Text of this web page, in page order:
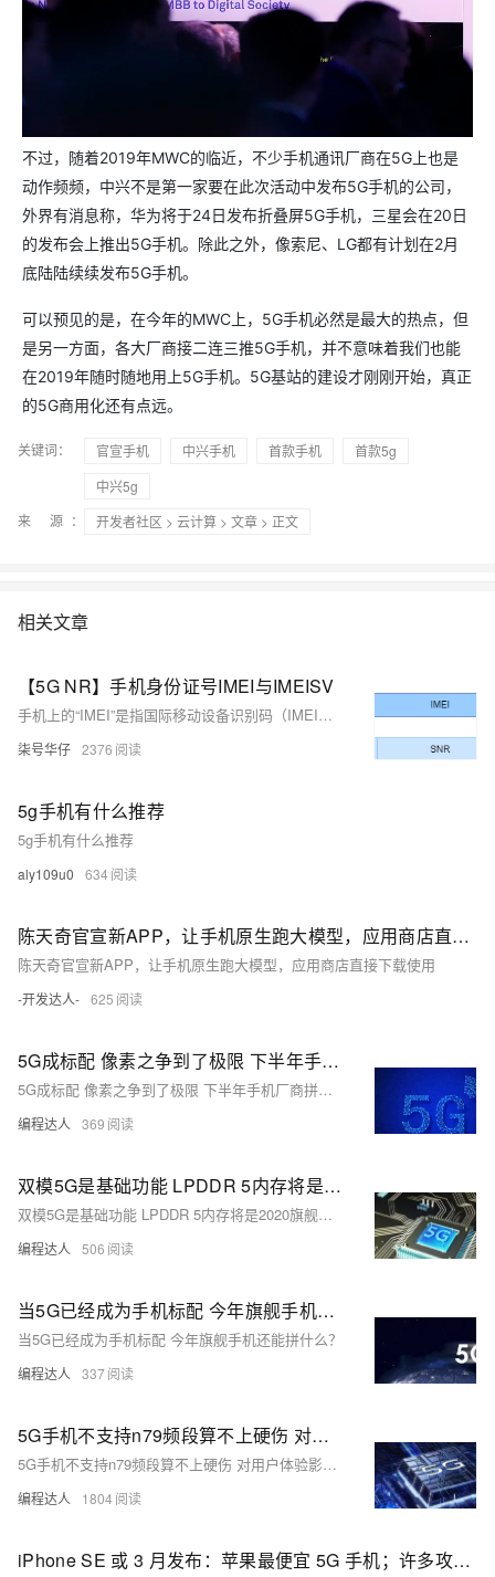
不过，随着2019年MWC的临近，不少手机通讯厂商在5G上也是
动作频频，中兴不是第一家要在此次活动中发布5G手机的公司，
外界有消息称，华为将于24日发布折叠屏5G手机，三星会在20日
的发布会上推出5G手机。除此之外，像索尼、LG都有计划在2月
底陆陆续续发布5G手机。
可以预见的是，在今年的MWC上，5G手机必然是最大的热点，但
是另一方面，各大厂商接二连三推5G手机，并不意味着我们也能
在2019年随时随地用上5G手机。5G基站的建设才刚刚开始，真正
的5G商用化还有点远。
关键词： 官宣手机 中兴手机 首款手机
首款5g
中兴5g
来 源：
开发者社区 > 云计算 > 文章 > 正文
相关文章
【5G NR】手机身份证号IMEI与IMEISV
手机上的“IMEI”是指国际移动设备识别码（IMEI），通常称为手机序列号。它用于识别移动网络中的各个独立手机和其他移动通信设备，相当于手机身份证号，它是全球唯一的。
柒号华仔 2376
5g手机有什么推荐
5g手机有什么推荐
aly109u0 634
陈天奇官宣新APP，让手机原生跑大模型，应用商店直接下载使用
陈天奇官宣新APP，让手机原生跑大模型，应用商店直接下载使用
-开发达人- 625
5G成标配 像素之争到了极限 下半年手机厂商拼什么？
5G成标配 像素之争到了极限 下半年手机厂商拼什么？
编程达人 369
双模5G是基础功能 LPDDR 5内存将是2020旗舰手机新标准
双模5G是基础功能 LPDDR 5内存将是2020旗舰手机新标准
编程达人 506
当5G已经成为手机标配 今年旗舰手机还能拼什么？
当5G已经成为手机标配 今年旗舰手机还能拼什么？
编程达人 337
5G手机不支持n79频段算不上硬伤 对用户体验影响很严重
5G手机不支持n79频段算不上硬伤 对用户体验影响很严重
编程达人 1804
iPhone SE 或 3 月发布：苹果最便宜 5G 手机；许多攻击者开始利用 Log4j 漏洞 | 思否周刊